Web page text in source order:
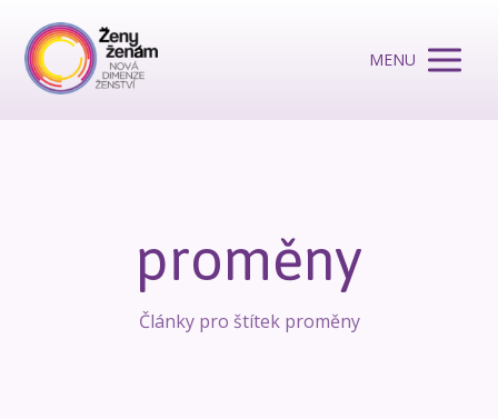
MENU
proměny
Články pro štítek proměny